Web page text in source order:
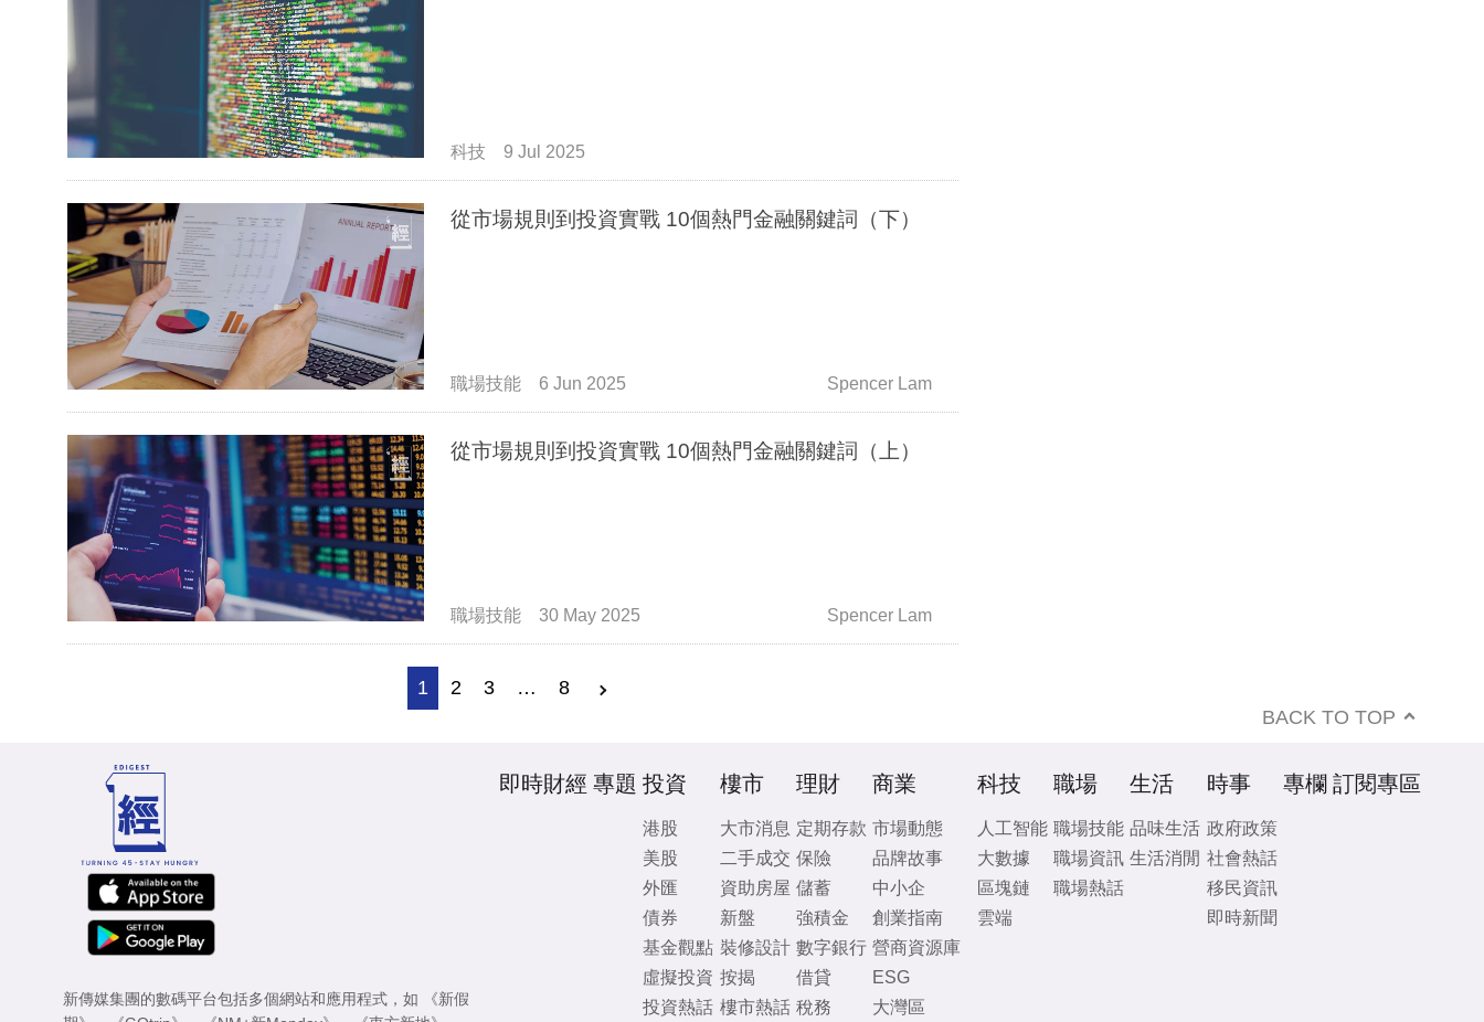
科技 9 Jul 2025
從市場規則到投資實戰 10個熱門金融關鍵詞（下）
職場技能 6 Jun 2025 Spencer Lam
從市場規則到投資實戰 10個熱門金融關鍵詞（上）
職場技能 30 May 2025 Spencer Lam
1 2 3 … 8
BACK TO TOP
新傳媒集團的數碼平台包括多個網站和應用程式，如
《新假
即時財經 專題 投資
港股
美股
外匯
債券
基金觀點
虛擬投資
投資熱話
樓市
大市消息
二手成交
資助房屋
新盤
裝修設計
按揭
樓市熱話
理財
定期存款
保險
儲蓄
強積金
數字銀行
借貸
稅務
商業
市場動態
品牌故事
中小企
創業指南
營商資源庫
ESG
大灣區
科技
人工智能
大數據
區塊鏈
雲端
職場
職場技能
職場資訊
職場熱話
生活
品味生活
生活消閒
時事
政府政策
社會熱話
移民資訊
即時新聞
專欄 訂閱專區